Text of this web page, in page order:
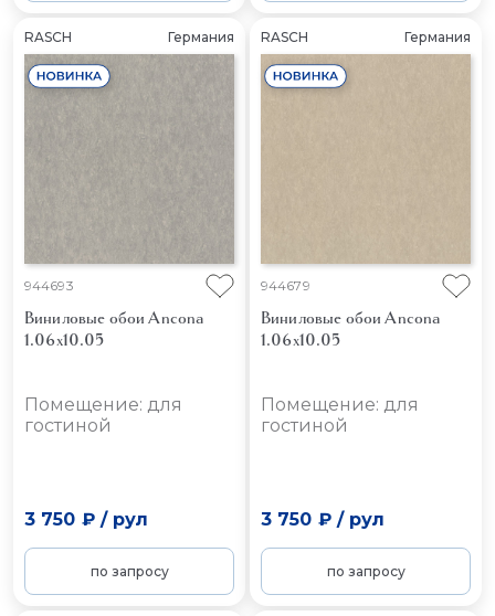
RASCH Германия
944693
Виниловые обои Ancona
1.06x10.05
Помещение: для
гостиной
3 750 ₽/ рул
по запросу
RASCH Германия
944679
Виниловые обои Ancona
1.06x10.05
Помещение: для
гостиной
3 750 ₽/ рул
по запросу